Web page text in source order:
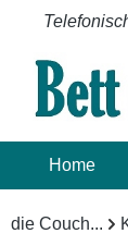
Hauptinhalt
Zur Suche
Zur
Home
die Couch...